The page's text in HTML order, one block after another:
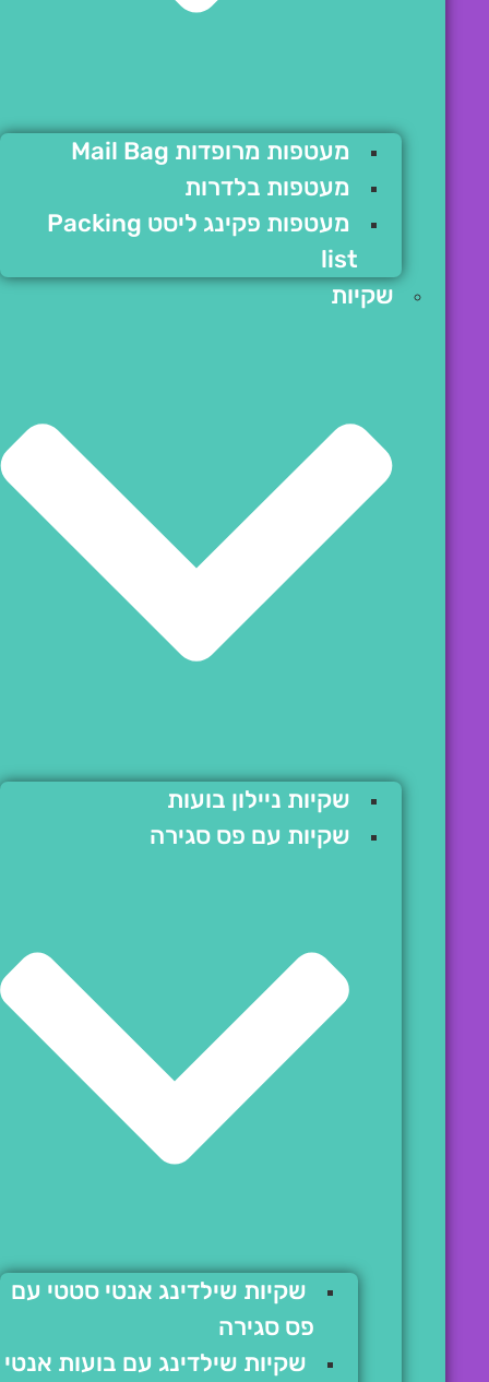
מעטפות מרופדות Mail Bag
מעטפות בלדרות
מעטפות פקינג ליסט Packing
list
שקיות
שקיות ניילון בועות
שקיות עם פס סגירה
שקיות שילדינג אנטי סטטי עם
פס סגירה
שקיות שילדינג עם בועות אנטי